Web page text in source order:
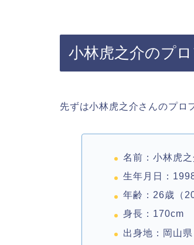
小林虎之介のプ
先ずは小林虎之介さんのプロ
名前：小林虎
生年月日：
年齢：26歳（
身長：170cm
出身地：岡山県